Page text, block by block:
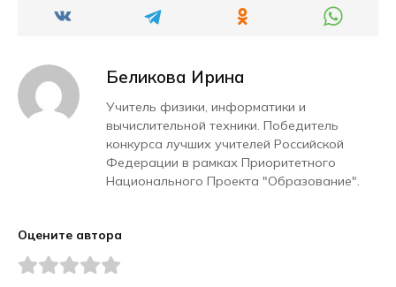
Беликова Ирина
Учитель физики, информатики и
вычислительной техники. Победитель
конкурса лучших учителей Российской
Федерации в рамках Приоритетного
Национального Проекта "Образование".
Оцените автора